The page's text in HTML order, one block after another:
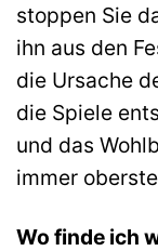
stoppen Sie
ihn aus den
die Ursache
die Spiele
und das
immer
Wo finde ich